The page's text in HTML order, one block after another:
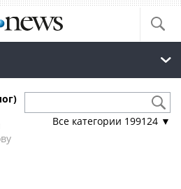
Все категории 199124 ▼